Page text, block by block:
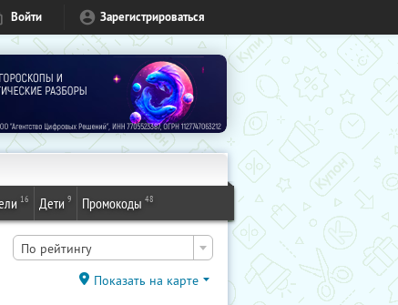
Войти Зарегистрироваться
16 Дети 9 Промокоды 48
По рейтингу
Показать на карте